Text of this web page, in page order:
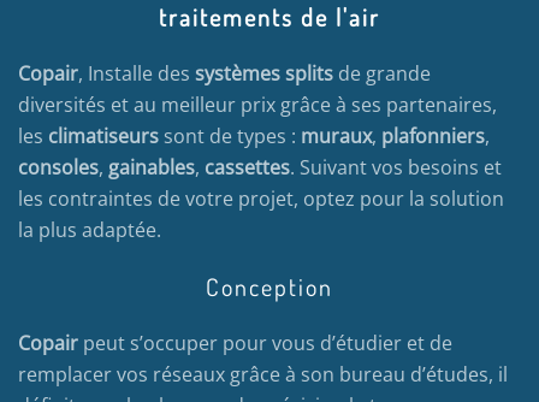
traitements de l'air
Copair, Installe des systèmes splits de grande
diversités et au meilleur prix grâce à ses partenaires,
les climatiseurs sont de types : muraux, plafonniers,
consoles, gainables, cassettes. Suivant vos besoins et
les contraintes de votre projet, optez pour la solution
la plus adaptée.
Conception
Copair peut s’occuper pour vous d’étudier et de
remplacer vos réseaux grâce à son bureau d’études, il